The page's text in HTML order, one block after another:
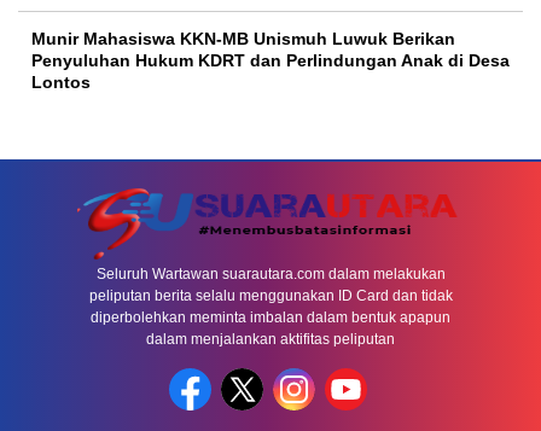
Munir Mahasiswa KKN-MB Unismuh Luwuk Berikan
Penyuluhan Hukum KDRT dan Perlindungan Anak di Desa
Lontos
Seluruh Wartawan suarautara.com dalam melakukan
peliputan berita selalu menggunakan ID Card dan tidak
diperbolehkan meminta imbalan dalam bentuk apapun
dalam menjalankan aktifitas peliputan